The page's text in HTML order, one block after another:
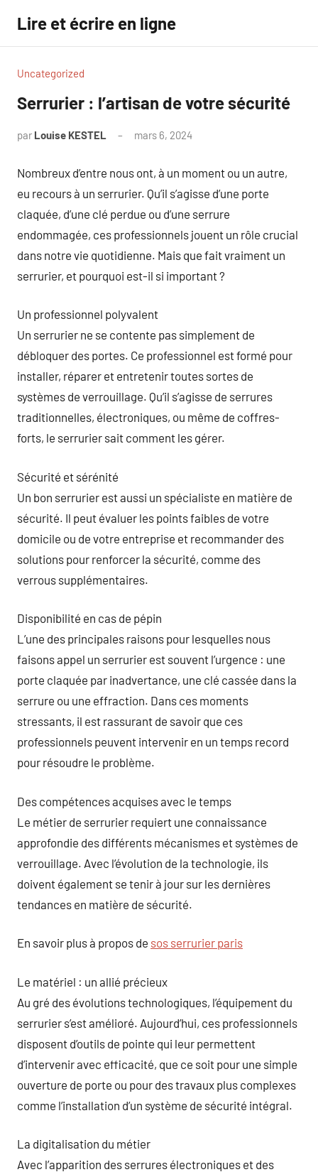
contenu
Lire et écrire en ligne
Uncategorized
Serrurier : l’artisan de votre sécurité
par Louise KESTEL mars 6, 2024
Nombreux d’entre nous ont, à un moment ou un autre,
eu recours à un serrurier. Qu’il s’agisse d’une porte
claquée, d’une clé perdue ou d’une serrure
endommagée, ces professionnels jouent un rôle crucial
dans notre vie quotidienne. Mais que fait vraiment un
serrurier, et pourquoi est-il si important ?
Un professionnel polyvalent
Un serrurier ne se contente pas simplement de
débloquer des portes. Ce professionnel est formé pour
installer, réparer et entretenir toutes sortes de
systèmes de verrouillage. Qu’il s’agisse de serrures
traditionnelles, électroniques, ou même de coffres-
forts, le serrurier sait comment les gérer.
Sécurité et sérénité
Un bon serrurier est aussi un spécialiste en matière de
sécurité. Il peut évaluer les points faibles de votre
domicile ou de votre entreprise et recommander des
solutions pour renforcer la sécurité, comme des
verrous supplémentaires.
Disponibilité en cas de pépin
L’une des principales raisons pour lesquelles nous
faisons appel un serrurier est souvent l’urgence : une
porte claquée par inadvertance, une clé cassée dans la
serrure ou une effraction. Dans ces moments
stressants, il est rassurant de savoir que ces
professionnels peuvent intervenir en un temps record
pour résoudre le problème.
Des compétences acquises avec le temps
Le métier de serrurier requiert une connaissance
approfondie des différents mécanismes et systèmes de
verrouillage. Avec l’évolution de la technologie, ils
doivent également se tenir à jour sur les dernières
tendances en matière de sécurité.
En savoir plus à propos de sos serrurier paris
Le matériel : un allié précieux
Au gré des évolutions technologiques, l’équipement du
serrurier s’est amélioré. Aujourd’hui, ces professionnels
disposent d’outils de pointe qui leur permettent
d’intervenir avec efficacité, que ce soit pour une simple
ouverture de porte ou pour des travaux plus complexes
comme l’installation d’un système de sécurité intégral.
La digitalisation du métier
Avec l’apparition des serrures électroniques et des